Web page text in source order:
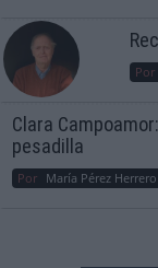
Por
Clara
pesadilla
Por María Pérez Herrero